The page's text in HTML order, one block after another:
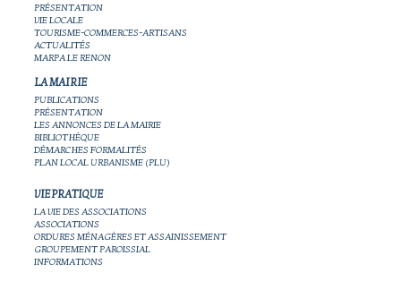
PRÉSENTATION
VIE LOCALE
TOURISME-COMMERCES-ARTISANS
ACTUALITÉS
MARPA LE RENON
LA MAIRIE
PUBLICATIONS
PRÉSENTATION
LES ANNONCES DE LA MAIRIE
BIBLIOTHÈQUE
DÉMARCHES FORMALITÉS
PLAN LOCAL URBANISME (PLU)
VIE PRATIQUE
LA VIE DES ASSOCIATIONS
ASSOCIATIONS
ORDURES MÉNAGÈRES ET ASSAINISSEMENT
GROUPEMENT PAROISSIAL
INFORMATIONS